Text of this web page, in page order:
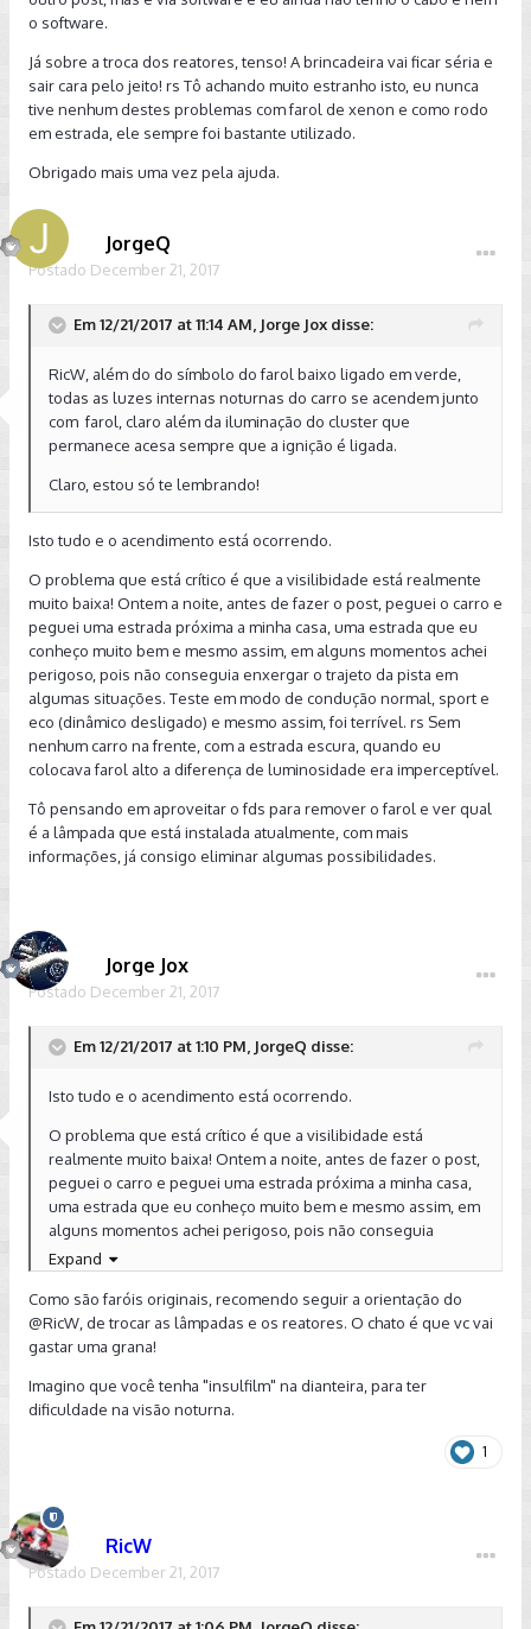
do facho em função da carga. Esta é uma funcionalidade
código de trânsito e funciona com um sensor instalado na
suspensão traseira, que percebe essa carga.
Sobre a troca dos faróis: deve estar com as lâmpadas já além
com cores diferentes, mesmo que tenham a mesma idade.
Aliás, esse é um dos poucos problemas deste tipo de farol.
Sugiro que troque o par de lâmpadas e também o par de
reatores. Só isso garante o correto funcionamento.
Infelizmente, não conheço uma boa oficina para esta
esse assunto. Peço que faça uma busca, leia o histórico e
coloque as suas dúvidas adicionais lá. Eu me preocuparia
com isso somente após a troca das lâmpadas e reatores.
Enviado do meu iPhone usando Tapatalk
o software.
Já sobre a troca dos reatores, tenso! A brincadeira vai ficar séria e
sair cara pelo jeito! rs Tô achando muito estranho isto, eu nunca
tive nenhum destes problemas com farol de xenon e como rodo
em estrada, ele sempre foi bastante utilizado.
Obrigado mais uma vez pela ajuda.
JorgeQ
Postado December 21, 2017
Em 12/21/2017 at 11:14 AM, Jorge Jox disse:
RicW, além do do símbolo do farol baixo ligado em verde,
todas as luzes internas noturnas do carro se acendem junto
com farol, claro além da iluminação do cluster que
permanece acesa sempre que a ignição é ligada.
Claro, estou só te lembrando!
Isto tudo e o acendimento está ocorrendo.
O problema que está crítico é que a visilibidade está realmente
muito baixa! Ontem a noite, antes de fazer o post, peguei o carro e
peguei uma estrada próxima a minha casa, uma estrada que eu
conheço muito bem e mesmo assim, em alguns momentos achei
perigoso, pois não conseguia enxergar o trajeto da pista em
algumas situações. Teste em modo de condução normal, sport e
eco (dinâmico desligado) e mesmo assim, foi terrível. rs Sem
nenhum carro na frente, com a estrada escura, quando eu
colocava farol alto a diferença de luminosidade era imperceptível.
Tô pensando em aproveitar o fds para remover o farol e ver qual
é a lâmpada que está instalada atualmente, com mais
informações, já consigo eliminar algumas possibilidades.
Jorge Jox
Postado December 21, 2017
Em 12/21/2017 at 1:10 PM, JorgeQ disse:
Isto tudo e o acendimento está ocorrendo.
O problema que está crítico é que a visilibidade está
realmente muito baixa! Ontem a noite, antes de fazer o post,
peguei o carro e peguei uma estrada próxima a minha casa,
uma estrada que eu conheço muito bem e mesmo assim, em
alguns momentos achei perigoso, pois não conseguia
enxergar o trajeto da pista em algumas situações. Teste em
modo de condução normal, sport e eco (dinâmico desligado)
e mesmo assim, foi terrível. rs Sem nenhum carro na frente,
com a estrada escura, quando eu colocava farol alto a
diferença de luminosidade era imperceptível.
Tô pensando em aproveitar o fds para remover o farol e ver
qual é a lâmpada que está instalada atualmente, com mais
Expand
Como são faróis originais, recomendo seguir a orientação do
@RicW, de trocar as lâmpadas e os reatores. O chato é que vc vai
gastar uma grana!
Imagino que você tenha "insulfilm" na dianteira, para ter
dificuldade na visão noturna.
1
RicW
Postado December 21, 2017